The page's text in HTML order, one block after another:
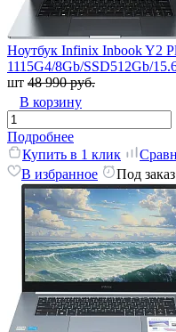
Ноутбук Infinix Inbook Y2
1115G4/8Gb/SSD512Gb/
шт 48 990 руб.
В корзину
Подробнее
Купить в 1 клик
В избранное
Под заказ